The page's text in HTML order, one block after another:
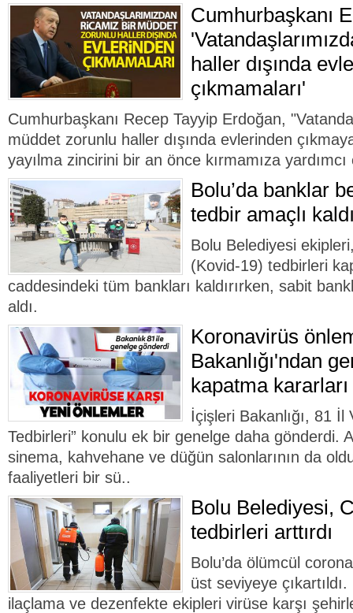
Cumhurbaşkanı
haller dışında
çıkmamaları'
Cumhurbaşkanı Recep Tayyip Erdoğan,
müddet zorunlu haller dışında evlerinden
yayılma zincirini bir an önce kırmamıza yardımcı
Bolu’da banklar
tedbir amaçlı
Bolu Belediyesi
(Kovid-19) tedbirleri
caddesindeki tüm bankları kaldırırken, sabit
aldı.
Koronavirüs
Bakanlığı'ndan
kapatma kararları
İçişleri Bakanlığı, 81 İl
Tedbirleri” konulu ek bir genelge daha gönderdi.
sinema, kahvehane ve düğün salonlarının da
faaliyetleri bir sü..
Bolu Belediyesi,
tedbirleri arttırdı
Bolu’da ölümcül
üst seviyeye
ilaçlama ve dezenfekte ekipleri virüse karşı